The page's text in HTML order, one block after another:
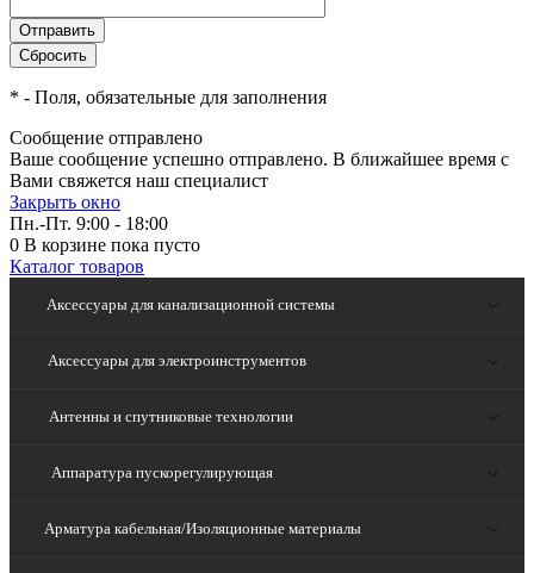
* - Поля, обязательные для заполнения
Сообщение отправлено
Ваше сообщение успешно отправлено. В ближайшее время с
Вами свяжется наш специалист
Закрыть окно
Пн.-Пт. 9:00 - 18:00
0 В корзине пока пусто
Каталог товаров
Аксессуары для канализационной системы
Аксессуары для электроинструментов
Антенны и спутниковые технологии
Аппаратура пускорегулирующая
Арматура кабельная/Изоляционные материалы